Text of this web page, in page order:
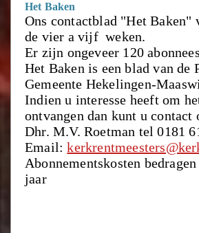
Het Baken
Ons contactblad "Het Baken"
de vier a vijf weken.
Er zijn ongeveer 120
Het Baken is een blad van de
Gemeente Hekelingen-
Indien u interesse heeft om
ontvangen dan kunt u contact
Dhr. M.V. Roetman tel 0181
Email:
Abonnementskosten
jaar